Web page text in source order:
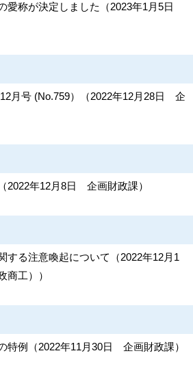
愛称が決定しました （2023年1月5日
月号 (No.759） （2022年12月28日
企
（2022年12月8日 企画財政課）
する注意喚起について （2022年12月1
商工） ）
特例 （2022年11月30日 企画財政課）